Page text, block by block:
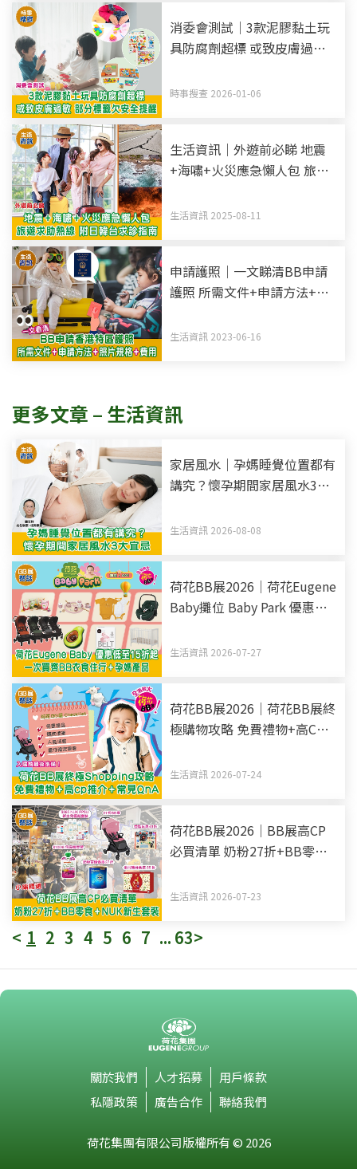
消委會測試｜3款泥膠黏土玩
具防腐劑超標 或致皮膚過敏
時事搜查 2026-01-06
生活資訊｜外遊前必睇 地震
+海嘯+火災應急懶人包 旅遊
生活資訊 2025-08-11
申請護照｜一文睇清BB申請
護照 所需文件+申請方法+照
生活資訊 2023-06-16
更多文章 – 生活資訊
家居風水｜孕媽睡覺位置都有
講究？懷孕期間家居風水3大
生活資訊 2026-08-08
荷花BB展2026｜荷花Eugene
Baby攤位 Baby Park 優惠低
行+孕媽產品
生活資訊 2026-07-27
荷花BB展2026｜荷花BB展終
極購物攻略 免費禮物+高CP
備！
生活資訊 2026-07-24
荷花BB展2026｜BB展高CP
必買清單 奶粉27折+BB零食
生活資訊 2026-07-23
< 1 2 3 4 5 6 7 ... 63>
關於我們 人才招募
用戶條款
私隱政策
廣告合作 聯絡我們
荷花集團有限公司版權所有 © 2026